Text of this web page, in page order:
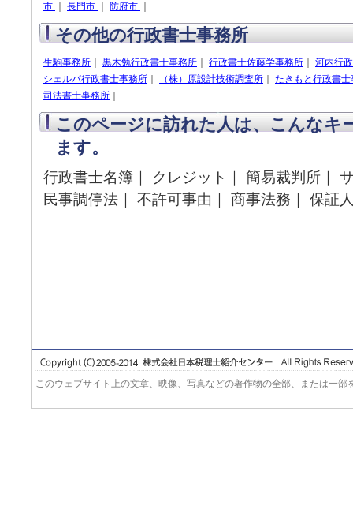
市
長門市 防府市
その他の行政書士事務所
生駒事務所 黒木勉行政書士事務所 行政書士佐藤学事務所
河内行
シェルパ行政書士事務所
（株）原設計技術調査所
たきもと行政書士
司法書士事務所
このページに訪れた人は、こんなキ
ます。
行政書士名簿｜ クレジット｜ 簡易裁判所｜
民事調停法｜ 不許可事由｜ 商事法務｜ 保証
このウェブサイト上の文章、映像、写真などの著作物の全部、または一